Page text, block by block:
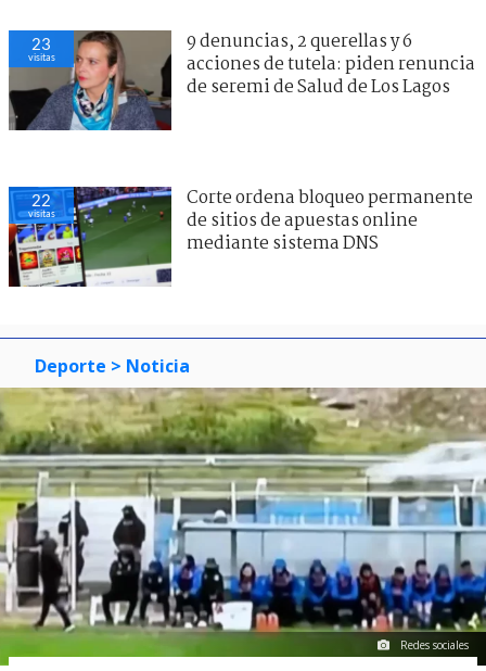
23
visitas
9 denuncias, 2 querellas y 6
acciones de tutela: piden renuncia
de seremi de Salud de Los Lagos
22
visitas
Corte ordena bloqueo permanente
de sitios de apuestas online
mediante sistema DNS
Deporte > Noticia
Redes sociales